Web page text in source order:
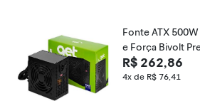
Fonte ATX
e Força Bivolt
R$ 262,86
4x de R$ 76,41